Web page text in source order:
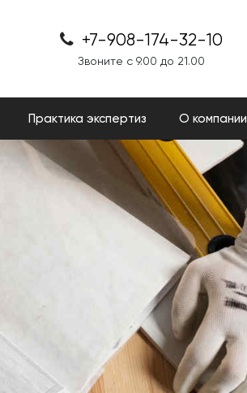
+7-908-174-32-10
Звоните с 9.00 до 21.00
Практика экспертиз О компании